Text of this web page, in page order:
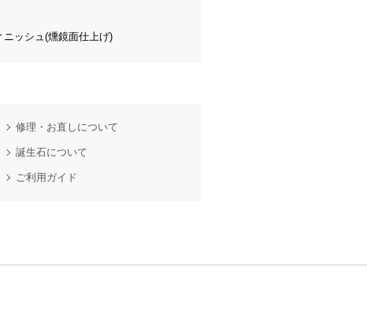
ッシュ(燻鏡面仕上げ)
修理・お直しについて
誕生石について
ご利用ガイド